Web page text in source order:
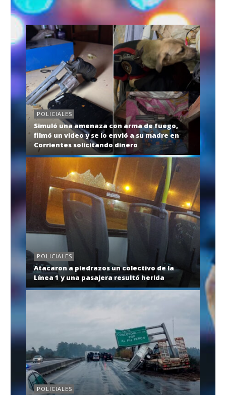
POLICIALES
Simuló una amenaza con arma de fuego,
filmó un video y se lo envió a su madre en
Corrientes solicitando dinero
POLICIALES
Atacaron a piedrazos un colectivo de la
Línea 1 y una pasajera resultó herida
POLICIALES